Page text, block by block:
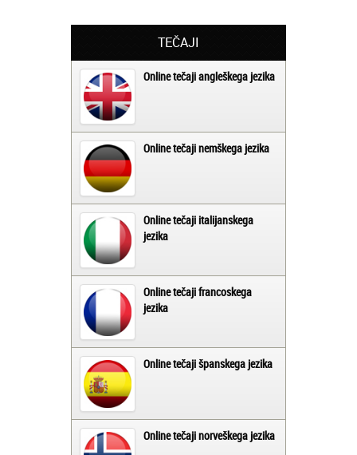
TEČAJI
Online tečaji angleškega jezika
Online tečaji nemškega jezika
Online tečaji italijanskega
jezika
Online tečaji francoskega
jezika
Online tečaji španskega jezika
Online tečaji norveškega jezika